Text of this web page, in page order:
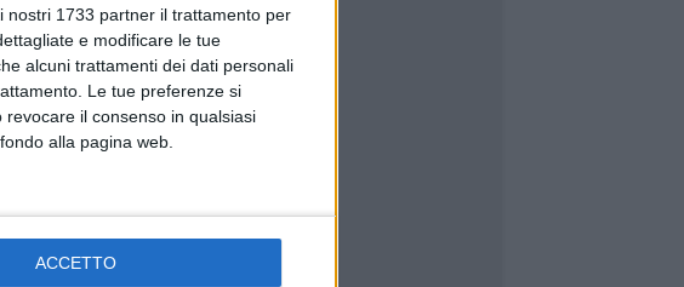
nostri 1733 partner il trattamento per
e modificare le tue
alcuni trattamenti dei dati personali
Le tue preferenze si
il consenso in qualsiasi
alla pagina web.
ACCETTO
a